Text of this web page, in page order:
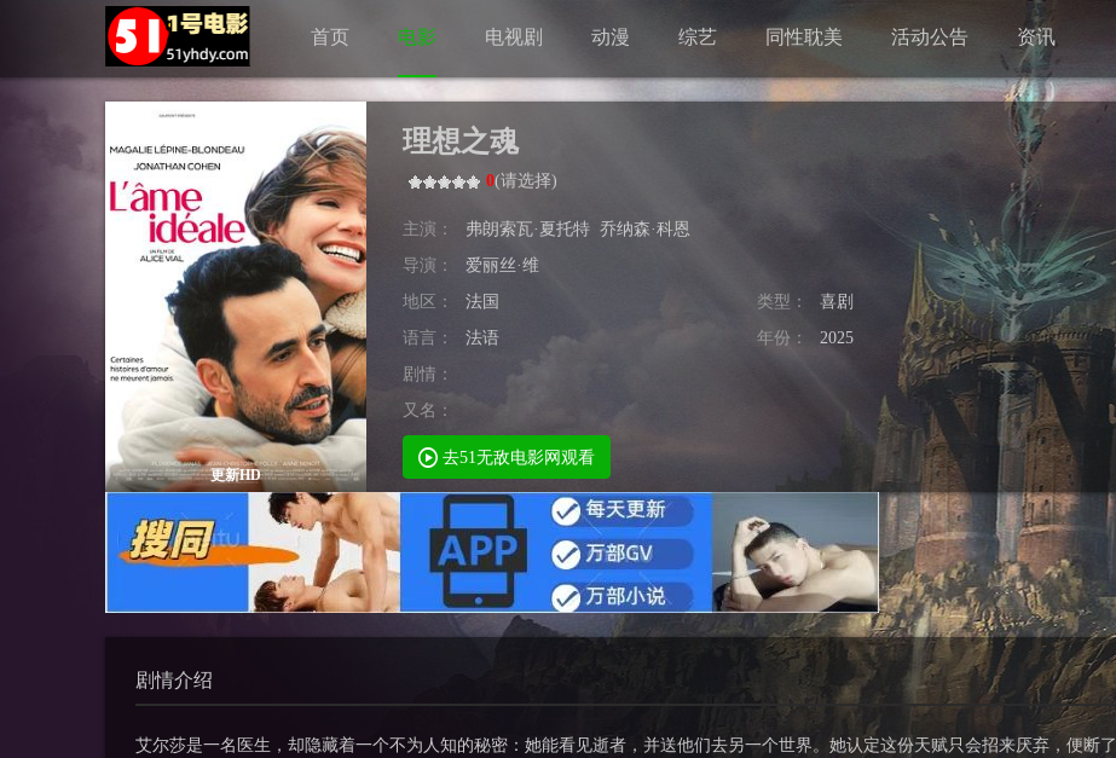
首页 电影 电视剧 动漫 综艺 同性耽美 活动公告 资讯
更新HD
理想之魂
0(请选择)
主演： 弗朗索瓦·夏托特 乔纳森·科恩
导演：
爱丽丝·维
地区：
法国 类型：
喜剧
语言：
法语 年份：
2025
剧情：
又名：
去51无敌电影网观看
剧情介绍
艾尔莎是一名医生，却隐藏着一个不为人知的秘密：她能看见逝者，并送他们去另一个世界。她认定这份天赋只会招来厌弃，便断了